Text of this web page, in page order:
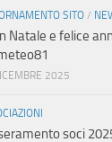
SITO /
Natale e felice
2025
soci